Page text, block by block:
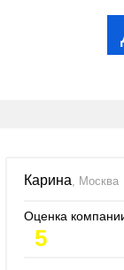
Карина, Москва
Оценка
5